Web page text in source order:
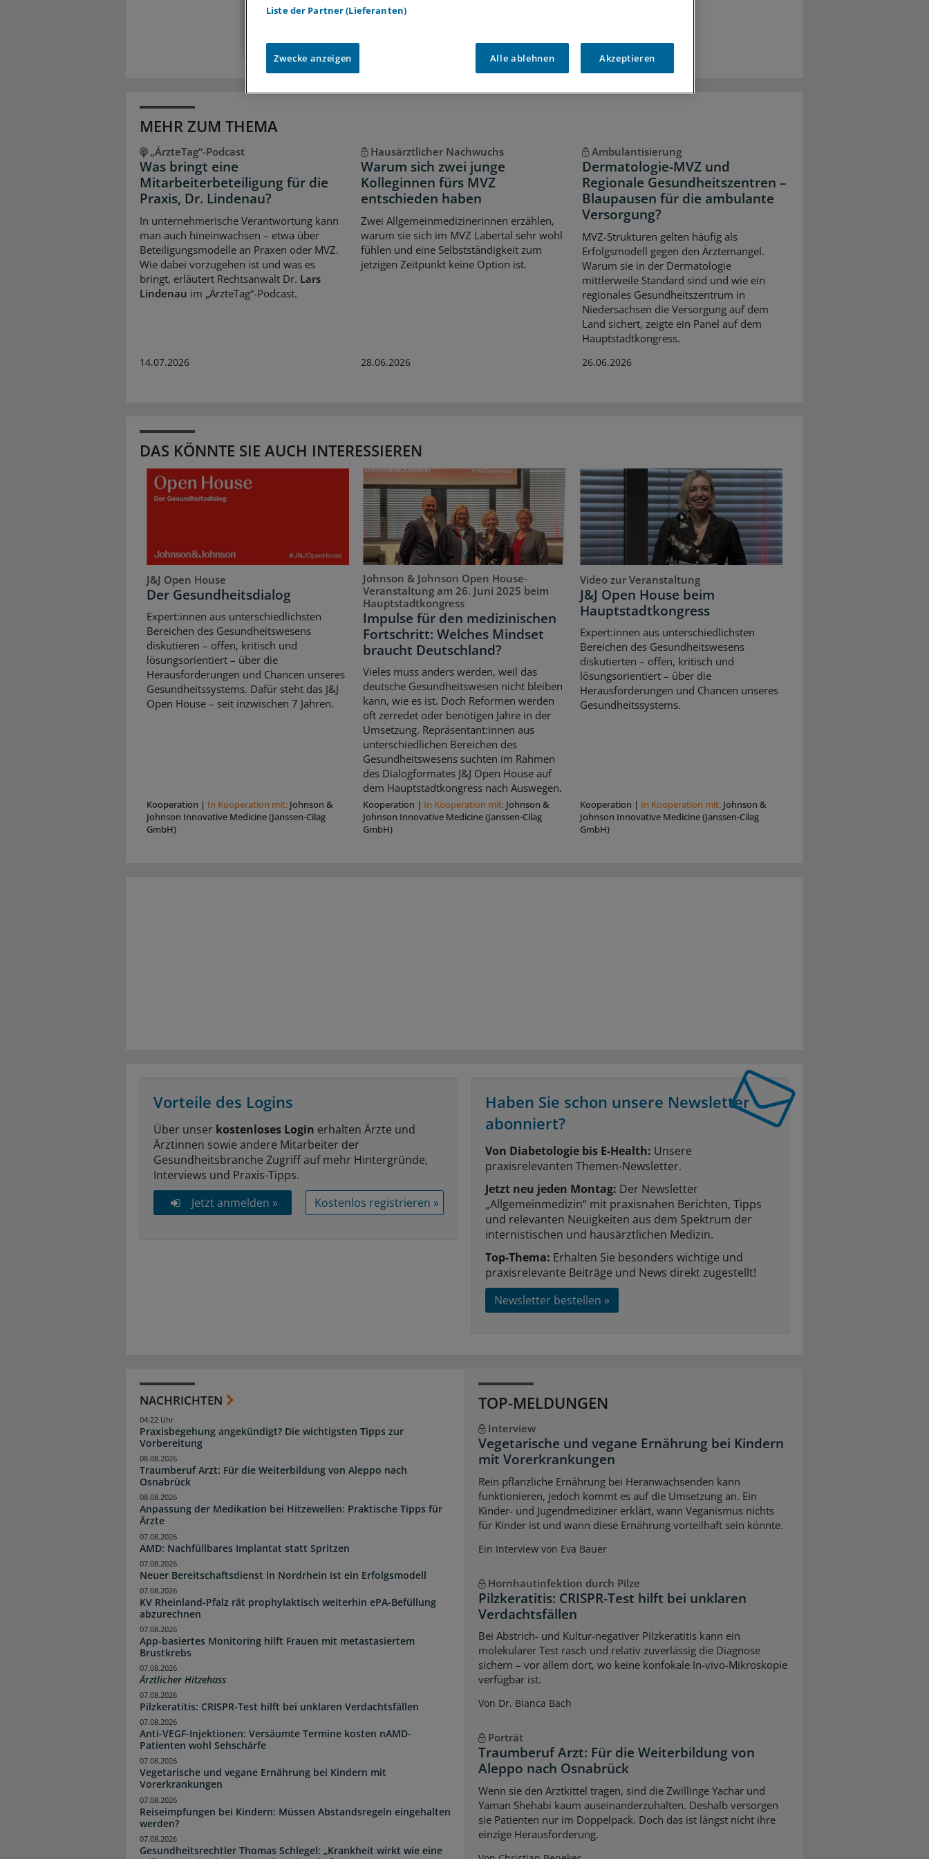
MEHR ZUM THEMA
„ÄrzteTag“-Podcast
Was bringt eine
Mitarbeiterbeteiligung für die
Praxis, Dr. Lindenau?
In unternehmerische Verantwortung kann
man auch hineinwachsen – etwa über
Beteiligungsmodelle an Praxen oder MVZ.
Wie dabei vorzugehen ist und was es
bringt, erläutert Rechtsanwalt Dr. Lars
Lindenau im „ÄrzteTag“-Podcast.
14.07.2026
Hausärztlicher Nachwuchs
Warum sich zwei junge
Kolleginnen fürs MVZ
entschieden haben
Zwei Allgemeinmedizinerinnen erzählen,
warum sie sich im MVZ Labertal sehr wohl
fühlen und eine Selbstständigkeit zum
jetzigen Zeitpunkt keine Option ist.
28.06.2026
Ambulantisierung
Dermatologie-MVZ und
Regionale Gesundheitszentren –
Blaupausen für die ambulante
Versorgung?
MVZ-Strukturen gelten häufig als
Erfolgsmodell gegen den Ärztemangel.
Warum sie in der Dermatologie
mittlerweile Standard sind und wie ein
regionales Gesundheitszentrum in
Niedersachsen die Versorgung auf dem
Land sichert, zeigte ein Panel auf dem
Hauptstadtkongress.
26.06.2026
DAS KÖNNTE SIE AUCH INTERESSIEREN
J&J Open House
Der Gesundheitsdialog
Expert:innen aus unterschiedlichsten
Bereichen des Gesundheitswesens
diskutieren – offen, kritisch und
lösungsorientiert – über die
Herausforderungen und Chancen unseres
Gesundheitssystems. Dafür steht das J&J
Open House – seit inzwischen 7 Jahren.
Kooperation | In Kooperation mit: Johnson &
Johnson Innovative Medicine (Janssen-Cilag
GmbH)
Johnson & Johnson Open House-
Veranstaltung am 26. Juni 2025 beim
Hauptstadtkongress
Impulse für den medizinischen
Fortschritt: Welches Mindset
braucht Deutschland?
Vieles muss anders werden, weil das
deutsche Gesundheitswesen nicht bleiben
kann, wie es ist. Doch Reformen werden
oft zerredet oder benötigen Jahre in der
Umsetzung. Repräsentant:innen aus
unterschiedlichen Bereichen des
Gesundheitswesens suchten im Rahmen
des Dialogformates J&J Open House auf
dem Hauptstadtkongress nach Auswegen.
Kooperation | In Kooperation mit: Johnson &
Johnson Innovative Medicine (Janssen-Cilag
GmbH)
Video zur Veranstaltung
J&J Open House beim
Hauptstadtkongress
Expert:innen aus unterschiedlichsten
Bereichen des Gesundheitswesens
diskutierten – offen, kritisch und
lösungsorientiert – über die
Herausforderungen und Chancen unseres
Gesundheitssystems.
Kooperation | In Kooperation mit: Johnson &
Johnson Innovative Medicine (Janssen-Cilag
GmbH)
Vorteile des Logins
Über unser kostenloses Login erhalten Ärzte und
Ärztinnen sowie andere Mitarbeiter der
Gesundheitsbranche Zugriff auf mehr Hintergründe,
Interviews und Praxis-Tipps.
Jetzt anmelden »
Kostenlos registrieren »
Haben Sie schon unsere Newsletter
abonniert?
Von Diabetologie bis E-Health: Unsere
praxisrelevanten Themen-Newsletter.
Jetzt neu jeden Montag: Der Newsletter
„Allgemeinmedizin“ mit praxisnahen Berichten, Tipps
und relevanten Neuigkeiten aus dem Spektrum der
internistischen und hausärztlichen Medizin.
Top-Thema: Erhalten Sie besonders wichtige und
praxisrelevante Beiträge und News direkt zugestellt!
Newsletter bestellen »
NACHRICHTEN
Praxisbegehung angekündigt? Die wichtigsten Tipps zur
Vorbereitung
04:22 Uhr
Traumberuf Arzt: Für die Weiterbildung von Aleppo nach
Osnabrück
08.08.2026
Anpassung der Medikation bei Hitzewellen: Praktische Tipps für
Ärzte
08.08.2026
AMD: Nachfüllbares Implantat statt Spritzen
07.08.2026
Neuer Bereitschaftsdienst in Nordrhein ist ein Erfolgsmodell
07.08.2026
KV Rheinland-Pfalz rät prophylaktisch weiterhin ePA-Befüllung
abzurechnen
07.08.2026
App-basiertes Monitoring hilft Frauen mit metastasiertem
Brustkrebs
07.08.2026
Ärztlicher Hitzehass
07.08.2026
Pilzkeratitis: CRISPR-Test hilft bei unklaren Verdachtsfällen
07.08.2026
Anti-VEGF-Injektionen: Versäumte Termine kosten nAMD-
Patienten wohl Sehschärfe
07.08.2026
Vegetarische und vegane Ernährung bei Kindern mit
Vorerkrankungen
07.08.2026
Reiseimpfungen bei Kindern: Müssen Abstandsregeln eingehalten
werden?
07.08.2026
Gesundheitsrechtler Thomas Schlegel: „Krankheit wirkt wie eine
07.08.2026
TOP-MELDUNGEN
Interview
Vegetarische und vegane Ernährung bei Kindern
mit Vorerkrankungen
Rein pflanzliche Ernährung bei Heranwachsenden kann
funktionieren, jedoch kommt es auf die Umsetzung an. Ein
Kinder- und Jugendmediziner erklärt, wann Veganismus nichts
für Kinder ist und wann diese Ernährung vorteilhaft sein könnte.
Ein Interview von Eva Bauer
Hornhautinfektion durch Pilze
Pilzkeratitis: CRISPR-Test hilft bei unklaren
Verdachtsfällen
Bei Abstrich- und Kultur-negativer Pilzkeratitis kann ein
molekularer Test rasch und relativ zuverlässig die Diagnose
sichern – vor allem dort, wo keine konfokale In-vivo-Mikroskopie
verfügbar ist.
Von Dr. Bianca Bach
Porträt
Traumberuf Arzt: Für die Weiterbildung von
Aleppo nach Osnabrück
Wenn sie den Arztkittel tragen, sind die Zwillinge Yachar und
Yaman Shehabi kaum auseinanderzuhalten. Deshalb versorgen
sie Patienten nur im Doppelpack. Doch das ist längst nicht ihre
einzige Herausforderung.
Liste der Partner (Lieferanten)
Zwecke anzeigen Alle ablehnen Akzeptieren